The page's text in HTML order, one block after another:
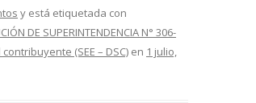
y está etiquetada con
DE SUPERINTENDENCIA N° 306-
(SEE – DSC) en 1 julio,